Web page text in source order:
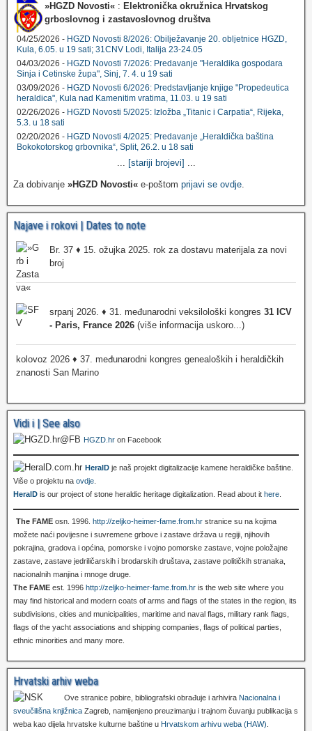
»HGZD Novosti« : Elektronička okružnica Hrvatskog
grboslovnog i zastavoslovnog društva
04/25/2026 - HGZD Novosti 8/2026: Obilježavanje 20. obljetnice HGZD,
Kula, 6.05. u 19 sati; 31CNV Lodi, Italija 23-24.05
04/03/2026 - HGZD Novosti 7/2026: Predavanje "Heraldika gospodara
Sinja i Cetinske župa", Sinj, 7. 4. u 19 sati
03/09/2026 - HGZD Novosti 6/2026: Predstavljanje knjige "Propedeutica
heraldica", Kula nad Kamenitim vratima, 11.03. u 19 sati
02/26/2026 - HGZD Novosti 5/2025: Izložba „Titanic i Carpatia“, Rijeka,
5.3. u 18 sati
02/20/2026 - HGZD Novosti 4/2025: Predavanje „Heraldička baština
Bokokotorskog grbovnika“, Split, 26.2. u 18 sati
... [stariji brojevi] ...
Za dobivanje »HGZD Novosti« e-poštom prijavi se ovdje.
Najave i rokovi | Dates to note
Br. 37 ♦ 15. ožujka 2025. rok za dostavu materijala za novi
broj
srpanj 2026. ♦ 31. međunarodni veksilološki kongres 31 ICV
- Paris, France 2026 (više informacija uskoro...)
kolovoz 2026 ♦ 37. međunarodni kongres genealoških i heraldičkih
znanosti San Marino
Vidi i | See also
HGZD.hr on Facebook
HeralD je naš projekt digitalizacije kamene heraldičke baštine.
Više o projektu na ovdje
HeralD is our project of stone heraldic heritage digitalization. Read about it here
The FAME osn. 1996. http://zeljko-heimer-fame.from.hr stranice su na kojima
možete naći povijesne i suvremene grbove i zastave država u regiji, njihovih
pokrajina, gradova i općina, pomorske i vojno pomorske zastave, vojne položajne
zastave, zastave jedriličarskih i brodarskih društava, zastave političkih stranaka,
nacionalnih manjina i mnoge druge.
The FAME est. 1996 http://zeljko-heimer-fame.from.hr is the web site where you
may find historical and modern coats of arms and flags of the states in the region, its
subdivisions, cities and municipalities, maritime and naval flags, military rank flags,
flags of the yacht associations and shipping companies, flags of political parties,
ethnic minorities and many more.
Hrvatski arhiv weba
Ove stranice pobire, bibliografski obrađuje i arhivira Nacionalna i
sveučilišna knjižnica Zagreb, namijenjeno preuzimanju i trajnom čuvanju publikacija s
weba kao dijela hrvatske kulturne baštine u Hrvatskom arhivu weba (HAW).